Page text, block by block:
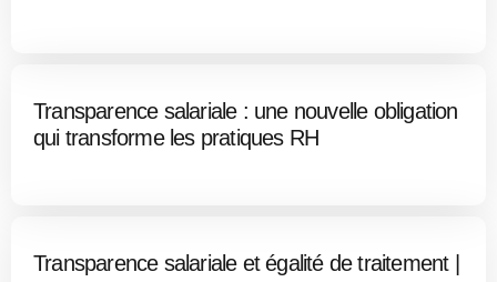
Transparence salariale : une nouvelle obligation
qui transforme les pratiques RH
Transparence salariale et égalité de traitement |